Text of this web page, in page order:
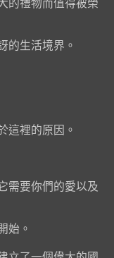
的禮物而值得被榮
的生活境界。
這裡的原因。
需要你們的愛以及
始。